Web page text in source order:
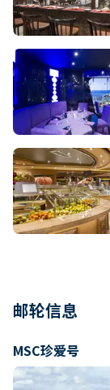
邮轮信息
MSC珍爱号